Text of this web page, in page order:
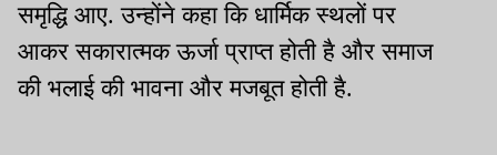
समृद्धि आए. उन्होंने कहा कि धार्मिक स्थलों पर
आकर सकारात्मक ऊर्जा प्राप्त होती है और समाज
की भलाई की भावना और मजबूत होती है.